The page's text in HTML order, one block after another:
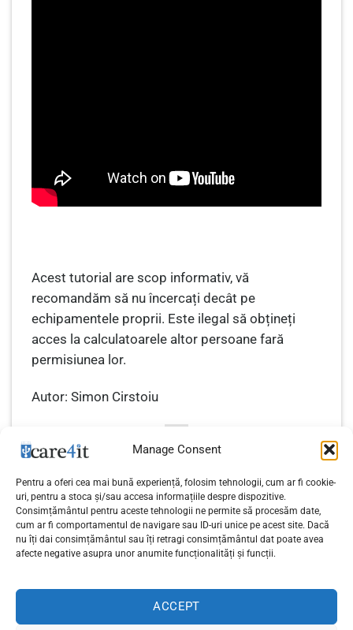
Manage Consent
Pentru a oferi cea mai bună experiență, folosim tehnologii, cum ar fi cookie-
uri, pentru a stoca și/sau accesa informațiile despre dispozitive.
Consimțământul pentru aceste tehnologii ne permite să procesăm date,
cum ar fi comportamentul de navigare sau ID-uri unice pe acest site. Dacă
nu îți dai consimțământul sau îți retragi consimțământul dat poate avea
afecte negative asupra unor anumite funcționalități și funcții.
ACCEPT
Acest tutorial are scop informativ, vă
recomandăm să nu încercați decât pe
echipamentele proprii. Este ilegal să obțineți
acces la calculatoarele altor persoane fară
permisiunea lor.
Autor: Simon Cirstoiu
Allview lansează astăzi
tableta Viva i10HD
Cum să îmbunătățim
securitatea unui site bazat
pe WordPress